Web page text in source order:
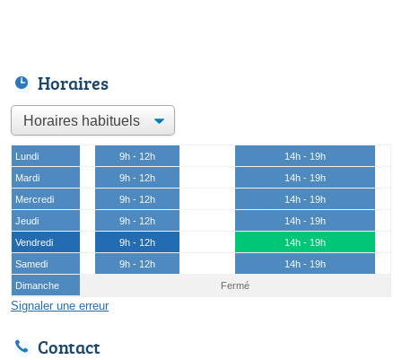
Horaires
Lundi 9h - 12h
14h - 19h
Mardi
9h - 12h
14h - 19h
Mercredi
9h - 12h
14h - 19h
Jeudi
9h - 12h
14h - 19h
Vendredi
9h - 12h
14h - 19h
Samedi
9h - 12h
14h - 19h
Dimanche
Fermé
Signaler une erreur
Contact